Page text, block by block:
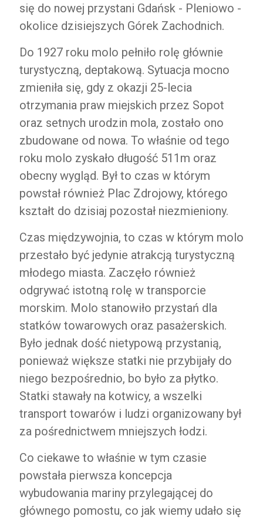
się do nowej przystani Gdańsk - Pleniowo -
okolice dzisiejszych Górek Zachodnich.
Do 1927 roku molo pełniło rolę głównie
turystyczną, deptakową. Sytuacja mocno
zmieniła się, gdy z okazji 25-lecia
otrzymania praw miejskich przez Sopot
oraz setnych urodzin mola, zostało ono
zbudowane od nowa. To właśnie od tego
roku molo zyskało długość 511m oraz
obecny wygląd. Był to czas w którym
powstał również Plac Zdrojowy, którego
kształt do dzisiaj pozostał niezmieniony.
Czas międzywojnia, to czas w którym molo
przestało być jedynie atrakcją turystyczną
młodego miasta. Zaczęło również
odgrywać istotną rolę w transporcie
morskim. Molo stanowiło przystań dla
statków towarowych oraz pasażerskich.
Było jednak dość nietypową przystanią,
ponieważ większe statki nie przybijały do
niego bezpośrednio, bo było za płytko.
Statki stawały na kotwicy, a wszelki
transport towarów i ludzi organizowany był
za pośrednictwem mniejszych łodzi.
Co ciekawe to właśnie w tym czasie
powstała pierwsza koncepcja
wybudowania mariny przylegającej do
głównego pomostu, co jak wiemy udało się